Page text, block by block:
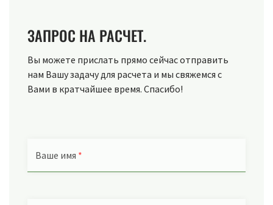
ЗАПРОС НА РАСЧЕТ.
Вы можете прислать прямо сейчас отправить
нам Вашу задачу для расчета и мы свяжемся с
Вами в кратчайшее время. Спасибо!
Ваше имя *